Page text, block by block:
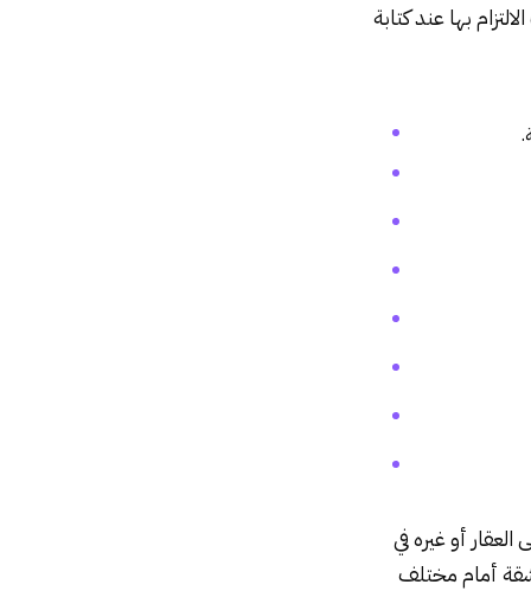
بها عند كتابة
أو غيره في
أمام مختلف